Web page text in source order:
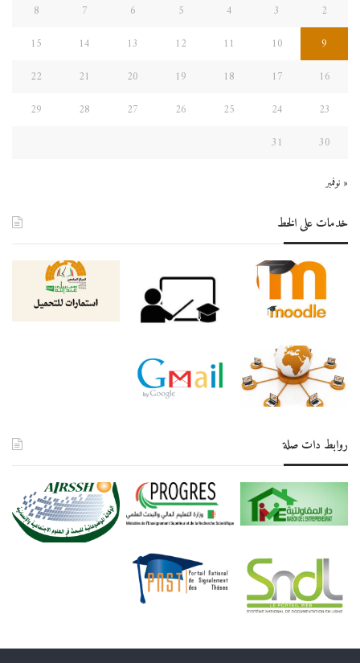
2
3
4
5
6
7
8
9
10
11
12
13
14
15
16
17
18
19
20
21
22
23
24
25
26
27
28
29
30
31
« نوفمبر
خدمات على الخط
روابط دات صلة